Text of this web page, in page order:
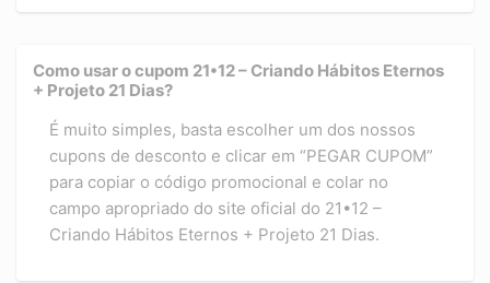
Como usar o cupom 21•12 – Criando Hábitos Eternos
+ Projeto 21 Dias?
É muito simples, basta escolher um dos nossos
cupons de desconto e clicar em “PEGAR CUPOM”
para copiar o código promocional e colar no
campo apropriado do site oficial do 21•12 –
Criando Hábitos Eternos + Projeto 21 Dias.